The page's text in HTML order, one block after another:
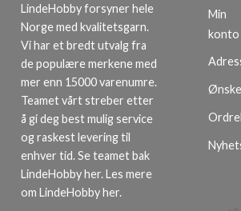
LindeHobby forsyner hele
Norge med kvalitetsgarn.
Vi har et bredt utvalg fra
de populære merkene med
mer enn 15000 varenumre.
Teamet vårt streber etter
å gi deg best mulig service
og raskest levering til
enhver tid. Se teamet bak
LindeHobby her.Les mere
om LindeHobby her.
Min
konto